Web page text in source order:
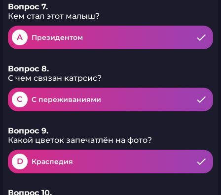
Вопрос 7.
Кем стал этот малыш?
A Президентом
Вопрос 8.
С чем связан катрсис?
C С переживаниями
Вопрос 9.
Какой цветок запечатлён на фото?
D Краспедия
Вопрос 10.